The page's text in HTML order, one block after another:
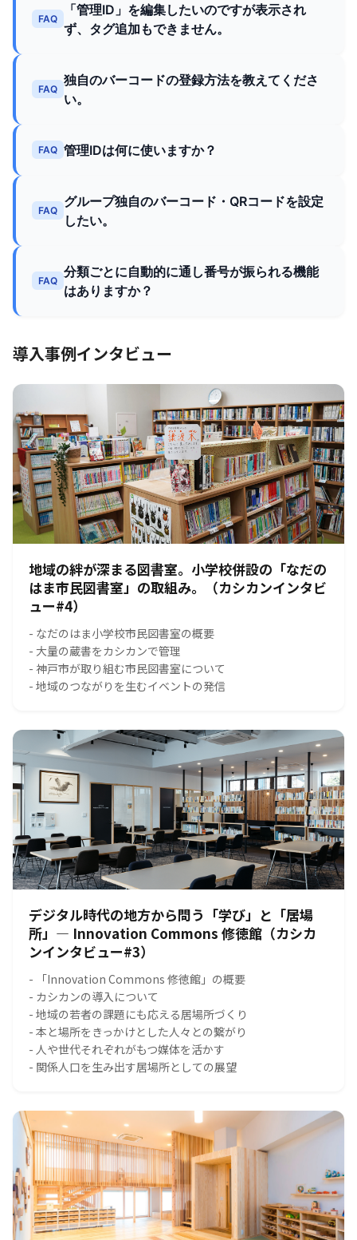
FAQ
「管理ID」を編集したいのですが表示され
ず、タグ追加もできません。
FAQ
独自のバーコードの登録方法を教えてくださ
い。
FAQ 管理IDは何に使いますか？
FAQ
グループ独自のバーコード・QRコードを設定
したい。
FAQ
分類ごとに自動的に通し番号が振られる機能
はありますか？
導入事例インタビュー
地域の絆が深まる図書室。小学校併設の「なだの
はま市民図書室」の取組み。（カシカンインタビ
ュー#4）
- なだのはま小学校市民図書室の概要
- 大量の蔵書をカシカンで管理
- 神戸市が取り組む市民図書室について
- 地域のつながりを生むイベントの発信
デジタル時代の地方から問う「学び」と「居場
所」― Innovation Commons 修徳館（カシカ
ンインタビュー#3）
- 「Innovation Commons 修徳館」の概要
- カシカンの導入について
- 地域の若者の課題にも応える居場所づくり
- 本と場所をきっかけとした人々との繋がり
- 人や世代それぞれがもつ媒体を活かす
- 関係人口を生み出す居場所としての展望